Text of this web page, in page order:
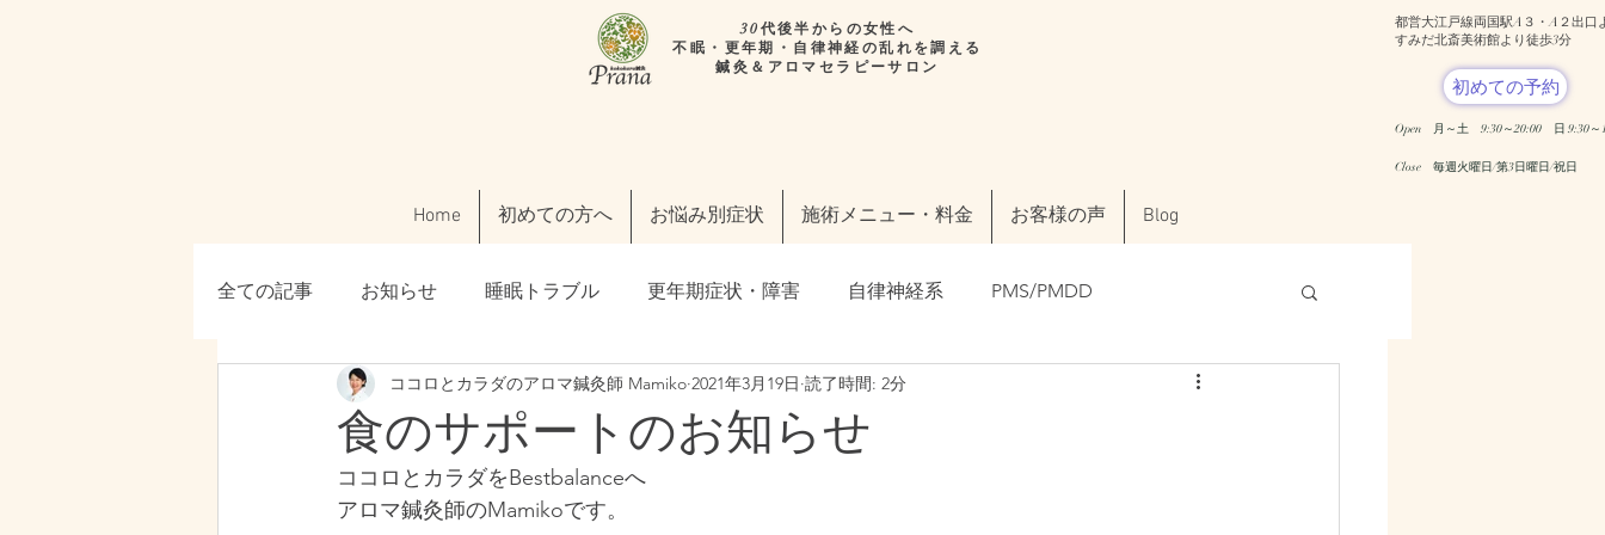
30代後半からの女性へ
不眠・更年期・自律神経の乱れを調える
鍼灸＆アロマセラピーサロン
都営大江戸線両国駅A３・A２出口
​すみだ北斎美術館より徒歩3分
初めての予約
Open 月～土 9:30～20:00 日 9:30～
​Close 毎週火曜日/第3日曜日/祝日
Home 初めての方へ お悩み別症状 施術メニュー・料金 お客様の声 Blog
全ての記事 お知らせ 睡眠トラブル 更年期症状・障害 自律神経系 PMS/PMDD
美容・肌トラブル ご利用の皆様へ 東洋医学の事 フェムケア・フェムテック
腸活・ファスティング 「わたしらしく」輝く毎日のために
食のサポートのお知らせ
ココロとカラダのアロマ鍼灸師 Mamiko 2021年3月19日 読了時間: 2分
ココロとカラダをBestbalanceへ
アロマ鍼灸師のMamikoです。